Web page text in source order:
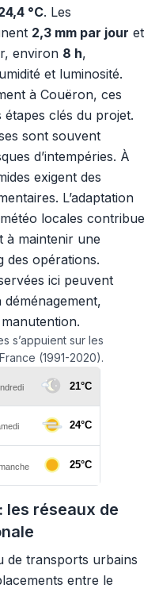
°C. Les
2,3 mm par jour et
environ 8 h,
et luminosité.
à Couëron, ces
clés du projet.
sont souvent
d’intempéries. À
exigent des
L’adaptation
locales contribue
à maintenir une
des opérations.
ici peuvent
déménagement,
s’appuient sur les
(1991-2020).
les réseaux de
de transports urbains
entre le